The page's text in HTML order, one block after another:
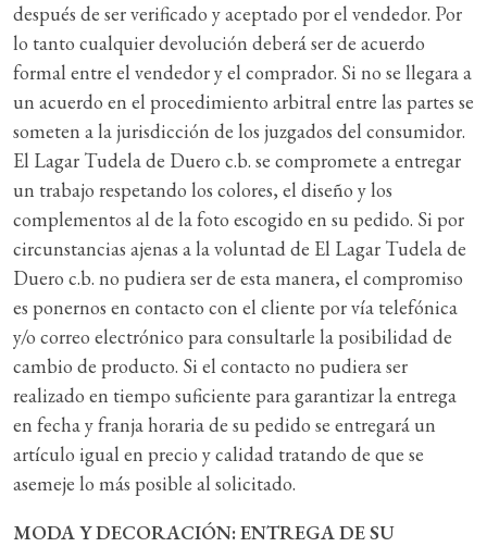
después de ser verificado y aceptado por el vendedor. Por
lo tanto cualquier devolución deberá ser de acuerdo
formal entre el vendedor y el comprador. Si no se llegara a
un acuerdo en el procedimiento arbitral entre las partes se
someten a la jurisdicción de los juzgados del consumidor.
El Lagar Tudela de Duero c.b. se compromete a entregar
un trabajo respetando los colores, el diseño y los
complementos al de la foto escogido en su pedido. Si por
circunstancias ajenas a la voluntad de El Lagar Tudela de
Duero c.b. no pudiera ser de esta manera, el compromiso
es ponernos en contacto con el cliente por vía telefónica
y/o correo electrónico para consultarle la posibilidad de
cambio de producto. Si el contacto no pudiera ser
realizado en tiempo suficiente para garantizar la entrega
en fecha y franja horaria de su pedido se entregará un
artículo igual en precio y calidad tratando de que se
asemeje lo más posible al solicitado.
MODA Y DECORACIÓN: ENTREGA DE SU